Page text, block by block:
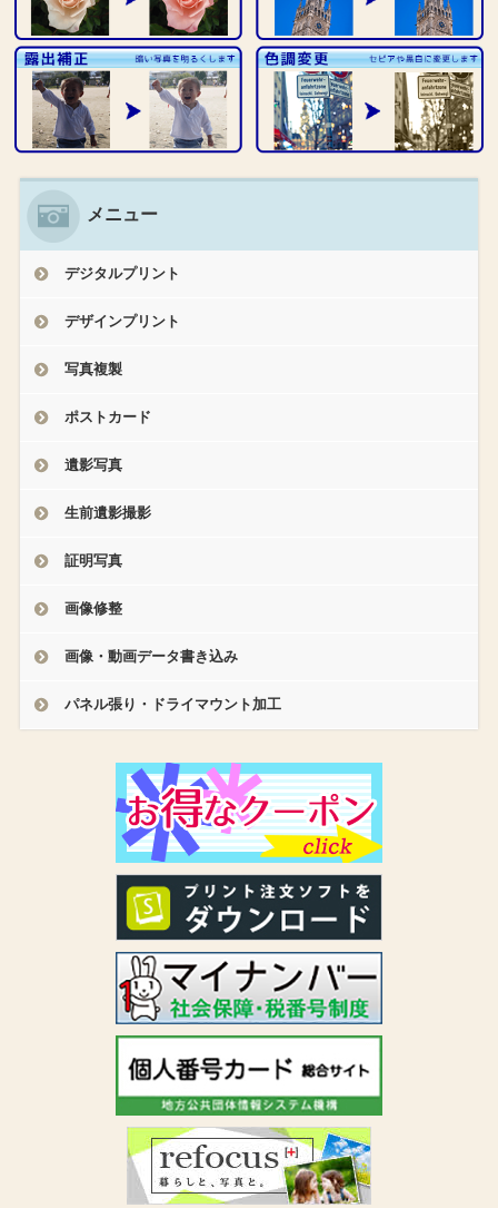
メニュー
デジタルプリント
デザインプリント
写真複製
ポストカード
遺影写真
生前遺影撮影
証明写真
画像修整
画像・動画データ書き込み
パネル張り・ドライマウント加工